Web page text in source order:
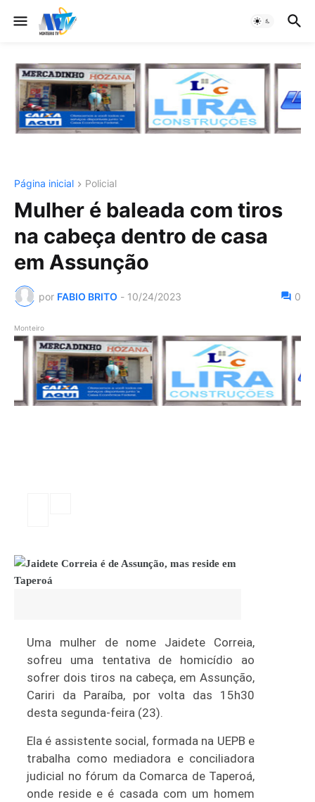
Página inicial Policial
Mulher é baleada com tiros
na cabeça dentro de casa
em Assunção
por FABIO BRITO - 10/24/2023 0
Monteiro
Uma mulher de nome Jaidete Correia,
sofreu uma tentativa de homicídio ao
sofrer dois tiros na cabeça, em Assunção,
Cariri da Paraíba, por volta das 15h30
desta segunda-feira (23).
Ela é assistente social, formada na UEPB e
trabalha como mediadora e conciliadora
judicial no fórum da Comarca de Taperoá,
onde reside e é casada com um homem